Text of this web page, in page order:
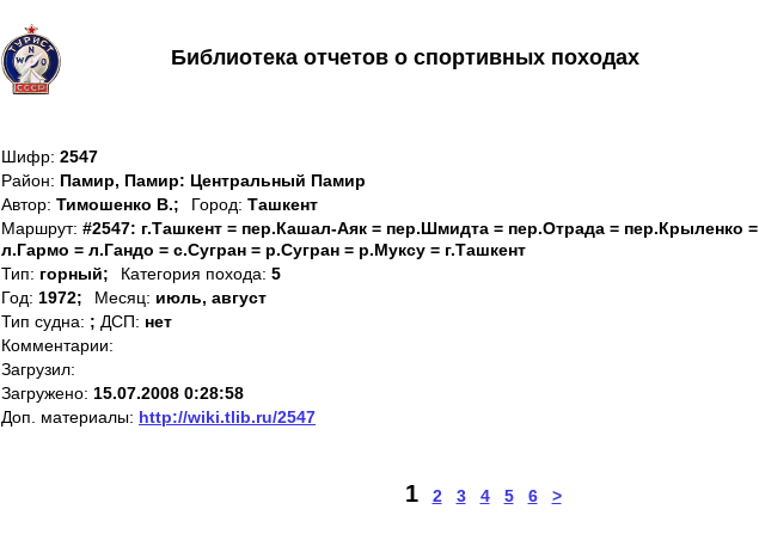
Библиотека отчетов о спортивных походах
Шифр: 2547
Район: Памир, Памир: Центральный Памир
Автор: Тимошенко В.; Город: Ташкент
Маршрут: #2547: г.Ташкент = пер.Кашал-Аяк = пер.Шмидта = пер.Отрада = пер.Крыленко =
л.Гармо = л.Гандо = с.Сугран = р.Сугран = р.Муксу = г.Ташкент
Тип: горный; Категория похода: 5
Год: 1972; Месяц: июль, август
Тип судна: ; ДСП: нет
Комментарии:
Загрузил:
Загружено: 15.07.2008 0:28:58
Доп. материалы: http://wiki.tlib.ru/2547
1 2 3 4 5 6 >